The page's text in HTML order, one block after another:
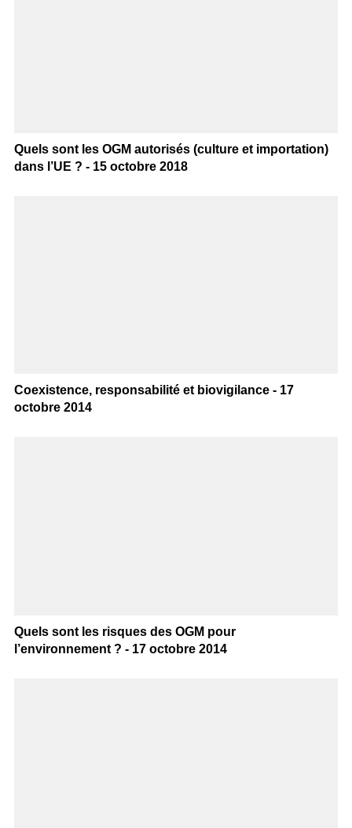
Quels sont les OGM autorisés (culture et importation)
dans l’UE ? - 15 octobre 2018
Coexistence, responsabilité et biovigilance - 17
octobre 2014
Quels sont les risques des OGM pour
l’environnement ? - 17 octobre 2014